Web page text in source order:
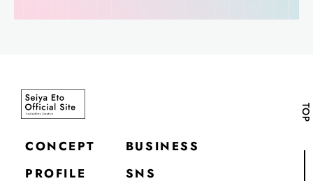
CONCEPT
PROFILE
BUSINESS
SNS
TOP